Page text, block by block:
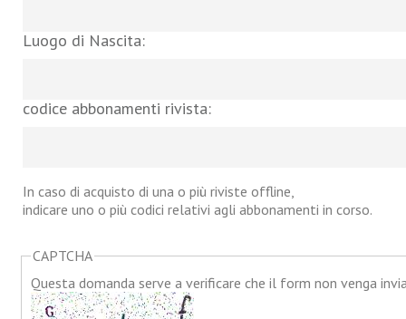
Luogo di Nascita:
codice abbonamenti rivista:
In caso di acquisto di una o più riviste offline,
indicare uno o più codici relativi agli abbonamenti in corso.
CAPTCHA
Questa domanda serve a verificare che il form non venga